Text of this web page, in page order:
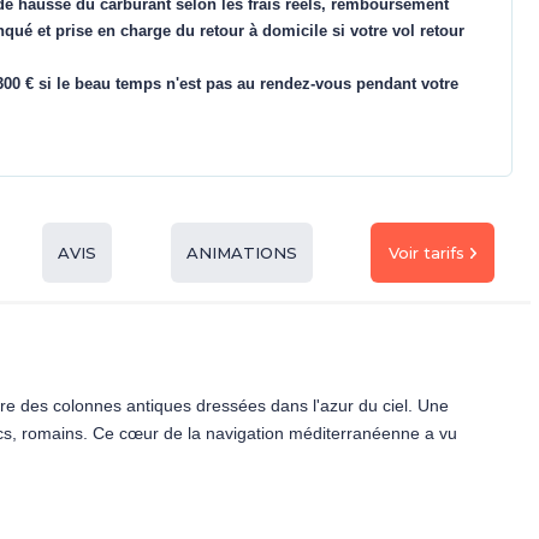
hausse du carburant selon les frais réels, remboursement
et prise en charge du retour à domicile si votre vol retour
€ si le beau temps n'est pas au rendez-vous pendant votre
AVIS ANIMATIONS Voir tarifs
des colonnes antiques dressées dans l'azur du ciel. Une
romains. Ce cœur de la navigation méditerranéenne a vu
À l'horizon, l'Etna veille comme un géant calme, tandis